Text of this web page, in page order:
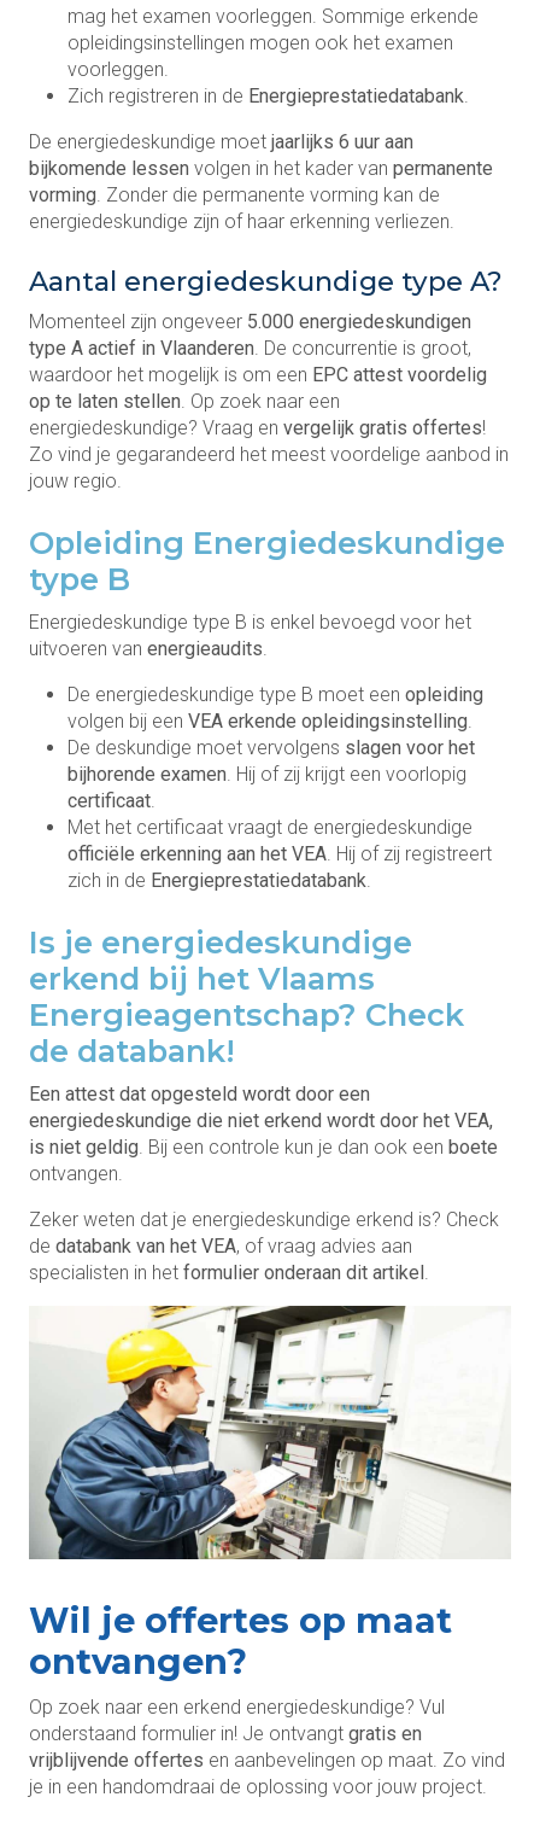
mag het examen voorleggen. Sommige erkende
opleidingsinstellingen mogen ook het examen
voorleggen.
Zich registreren in de Energieprestatiedatabank
De energiedeskundige moet jaarlijks 6 uur aan
bijkomende lessen volgen in het kader van permanente
vorming . Zonder die permanente vorming kan de
energiedeskundige zijn of haar erkenning verliezen.
Aantal energiedeskundige type A?
Momenteel zijn ongeveer 5.000 energiedeskundigen
type A actief in Vlaanderen . De concurrentie is groot,
waardoor het mogelijk is om een EPC attest voordelig
op te laten stellen . Op zoek naar een
energiedeskundige? Vraag en vergelijk gratis offertes!
Zo vind je gegarandeerd het meest voordelige aanbod in
jouw regio.
Opleiding Energiedeskundige
type B
Energiedeskundige type B is enkel bevoegd voor het
uitvoeren van energieaudits
De energiedeskundige type B moet een opleiding
volgen bij een VEA erkende opleidingsinstelling
De deskundige moet vervolgens slagen voor het
bijhorende examen . Hij of zij krijgt een voorlopig
certificaat
Met het certificaat vraagt de energiedeskundige
officiële erkenning aan het VEA . Hij of zij registreert
zich in de Energieprestatiedatabank
Is je energiedeskundige
erkend bij het Vlaams
Energieagentschap? Check
de databank!
Een attest dat opgesteld wordt door een
energiedeskundige die niet erkend wordt door het VEA,
is niet geldig . Bij een controle kun je dan ook een boete
ontvangen.
Zeker weten dat je energiedeskundige erkend is? Check
de databank van het VEA, of vraag advies aan
specialisten in het formulier onderaan dit artikel
Wil je offertes op maat
ontvangen?
Op zoek naar een erkend energiedeskundige? Vul
onderstaand formulier in! Je ontvangt gratis en
vrijblijvende offertes en aanbevelingen op maat. Zo vind
je in een handomdraai de oplossing voor jouw project.